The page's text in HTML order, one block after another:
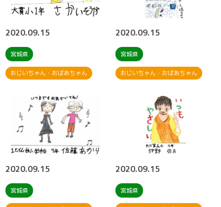
2020.09.15
宮城県
おじいちゃん・おばあちゃん
2020.09.15
宮城県
おじいちゃん・おばあちゃん
2020.09.15
宮城県
2020.09.15
宮城県